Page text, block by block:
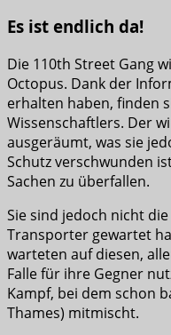
Es ist endlich da!
Die 110th Street Gang
Octopus. Dank der
erhalten haben, finden
Wissenschaftlers. Der
ausgeräumt, was sie
Schutz verschwunden
Sachen zu überfallen.
Sie sind jedoch nicht
Transporter gewartet
warteten auf diesen,
Falle für ihre Gegner
Kampf, bei dem schon
Thames) mitmischt.